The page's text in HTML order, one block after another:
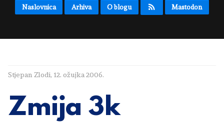
Naslovnica Arhiva O blogu Mastodon
Stjepan Zlodi, 12. ožujka 2006.
Zmija 3k